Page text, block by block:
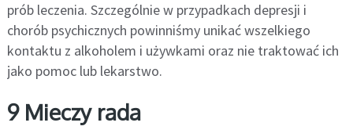
prób leczenia. Szczególnie w przypadkach depresji i
chorób psychicznych powinniśmy unikać wszelkiego
kontaktu z alkoholem i używkami oraz nie traktować ich
jako pomoc lub lekarstwo.
9 Mieczy rada